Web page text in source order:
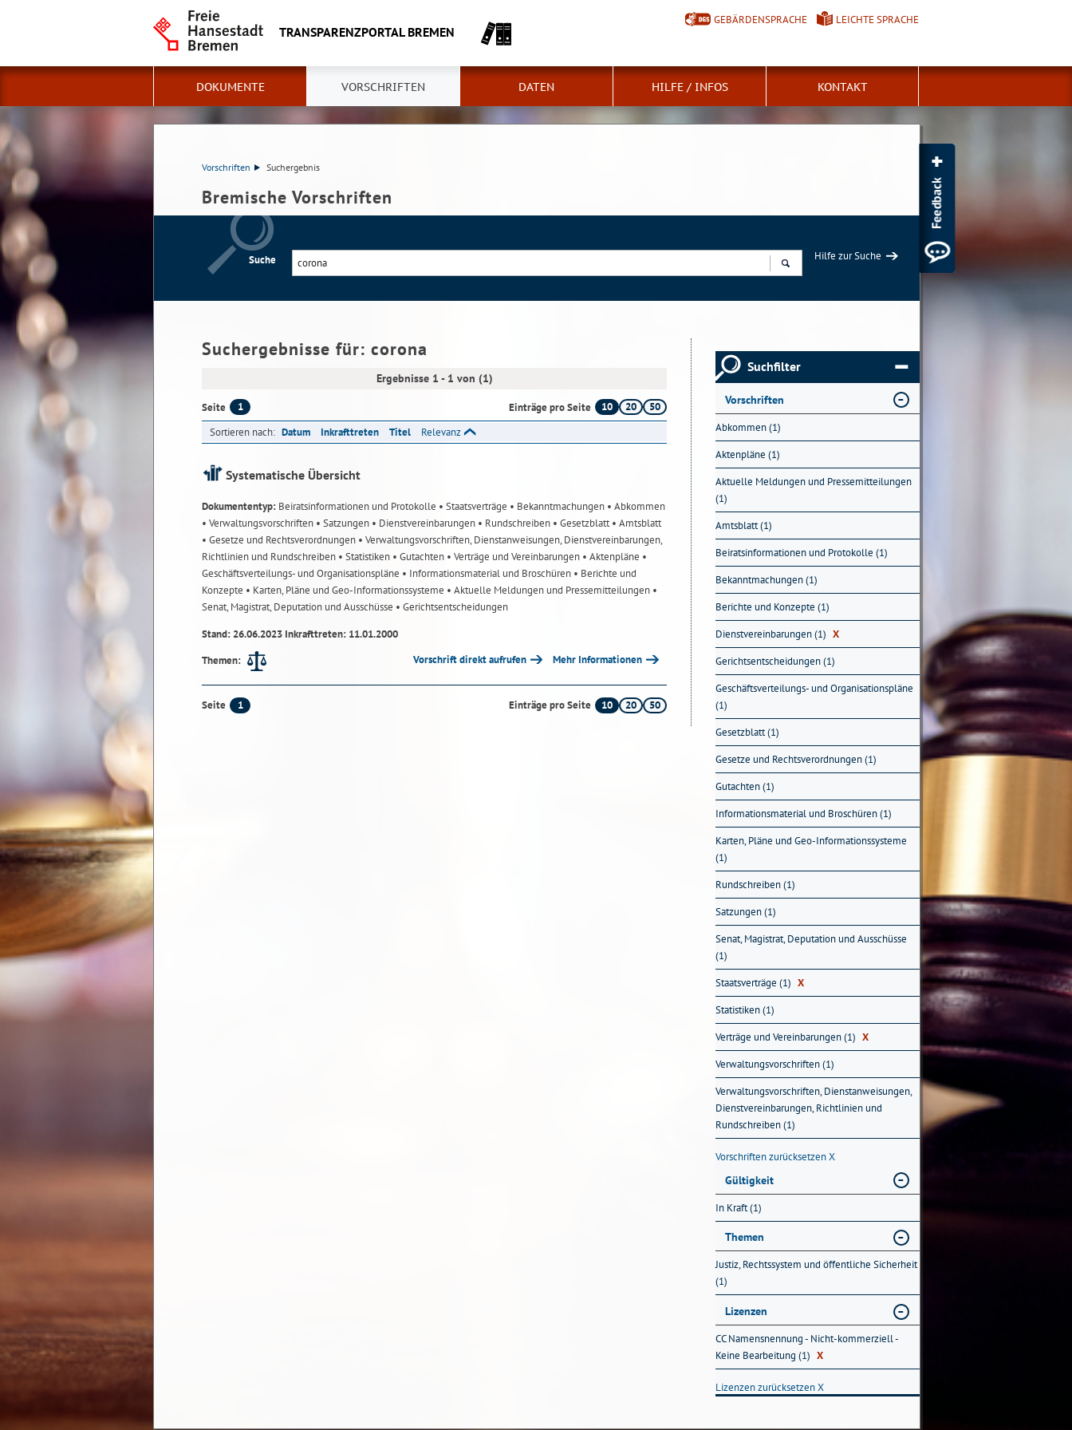
TRANSPARENZPORTAL BREMEN
GEBÄRDENSPRACHE LEICHTE SPRACHE
DOKUMENTE VORSCHRIFTEN DATEN HILFE / INFOS KONTAKT
Vorschriften Suchergebnis
Bremische Vorschriften
Suche
Hilfe zur Suche
Suchergebnisse für: corona
Ergebnisse 1 - 1 von (1)
Seite 1 Einträge pro Seite 10 20
50
Sortieren nach: Datum Inkrafttreten Titel Relevanz
Systematische Übersicht
Dokumententyp: Beiratsinformationen und Protokolle • Staatsverträge • Bekanntmachungen • Abkommen
• Verwaltungsvorschriften • Satzungen • Dienstvereinbarungen • Rundschreiben • Gesetzblatt• Amtsblatt
• Gesetze und Rechtsverordnungen • Verwaltungsvorschriften, Dienstanweisungen, Dienstvereinbarungen,
Richtlinien und Rundschreiben • Statistiken • Gutachten • Verträge und Vereinbarungen • Aktenpläne •
Geschäftsverteilungs- und Organisationspläne • Informationsmaterial und Broschüren • Berichte und
Konzepte • Karten, Pläne und Geo-Informationssysteme • Aktuelle Meldungen und Pressemitteilungen •
Senat, Magistrat, Deputation und Ausschüsse • Gerichtsentscheidungen
Stand: 26.06.2023 Inkrafttreten: 11.01.2000
Themen:
Vorschrift direkt aufrufen Mehr Informationen
Seite 1 Einträge pro Seite 10 20 50
Suchfilter
Vorschriften
Abkommen (1)
Aktenpläne (1)
Aktuelle Meldungen und Pressemitteilungen
(1)
Amtsblatt (1)
Beiratsinformationen und Protokolle (1)
Bekanntmachungen (1)
Berichte und Konzepte (1)
Dienstvereinbarungen (1) X
Gerichtsentscheidungen (1)
Geschäftsverteilungs- und Organisationspläne
(1)
Gesetzblatt (1)
Gesetze und Rechtsverordnungen (1)
Gutachten (1)
Informationsmaterial und Broschüren (1)
Karten, Pläne und Geo-Informationssysteme
(1)
Rundschreiben (1)
Satzungen (1)
Senat, Magistrat, Deputation und Ausschüsse
(1)
Staatsverträge (1) X
Statistiken (1)
Verträge und Vereinbarungen (1) X
Verwaltungsvorschriften (1)
Verwaltungsvorschriften, Dienstanweisungen,
Dienstvereinbarungen, Richtlinien und
Rundschreiben (1)
Vorschriften zurücksetzenX
Gültigkeit
In Kraft (1)
Themen
Justiz, Rechtssystem und öffentliche Sicherheit
(1)
Lizenzen
CC Namensnennung - Nicht-kommerziell -
Keine Bearbeitung (1) X
Lizenzen zurücksetzenX